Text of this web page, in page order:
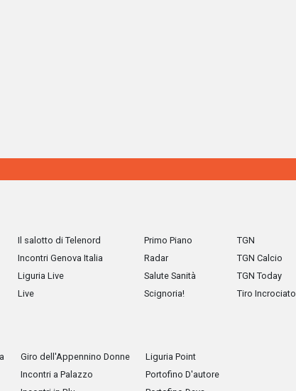
Il salotto di Telenord
Incontri Genova Italia
Liguria Live
Live
Primo Piano
Radar
Salute Sanità
Scignoria!
TGN
TGN Calcio
TGN Today
Tiro Incrociato
Giro dell'Appennino Donne
Incontri a Palazzo
Liguria Point
Portofino D'autore